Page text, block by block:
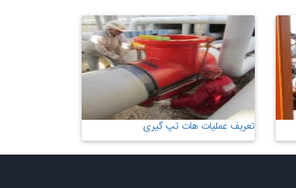
تعریف عملیات هات تپ گیری